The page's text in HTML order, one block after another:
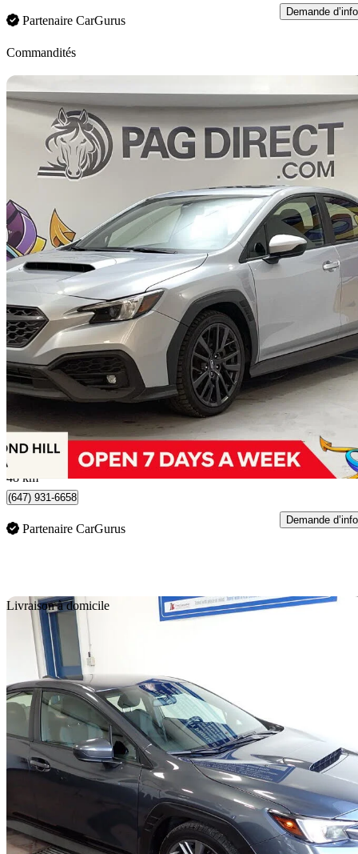
Partenaire CarGurus
Demande d’info
Commandités
2023 Subaru WRX
Sport AWD43 779 km
29 799 $ Affaire
523 $/mois env.
Richmond Hill, ON
48 km
(647) 931-6658
Partenaire CarGurus
Demande d’info
Livraison à domicile
2024 Subaru WRX